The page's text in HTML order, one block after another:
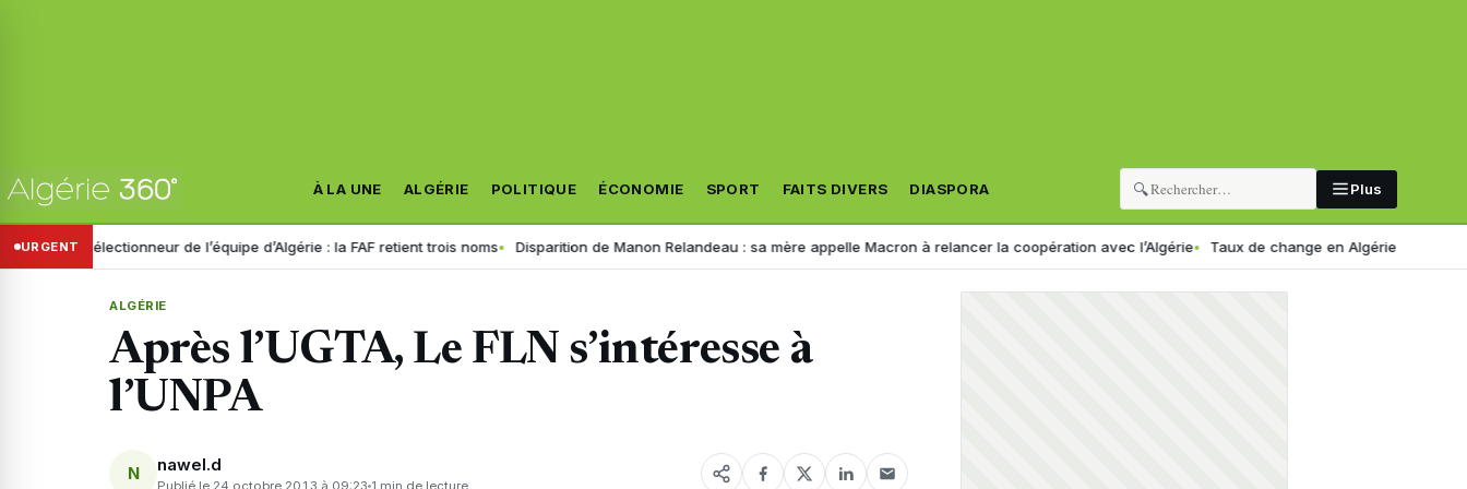
À LA UNE ALGÉRIE POLITIQUE ÉCONOMIE SPORT FAITS DIVERS DIASPORA 🔍 Plus
URGENT
sélectionneur de l’équipe d’Algérie : la FAF retient trois noms Disparition de Manon Relandeau : sa mère appelle Macron à relancer la coopération avec l’Algérie Taux de change en Algérie : voici le
ALGÉRIE
Après l’UGTA, Le FLN s’intéresse à
l’UNPA
N nawel.d
Publié le 24 octobre 2013 à 09:23 1 min de lecture